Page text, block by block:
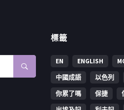
標籤
EN ENGLISH
中國成語
以色列
你累了嗎
保捷